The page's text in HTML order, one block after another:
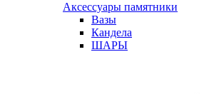
Аксессуары памятники
Вазы
Кандела
ШАРЫ